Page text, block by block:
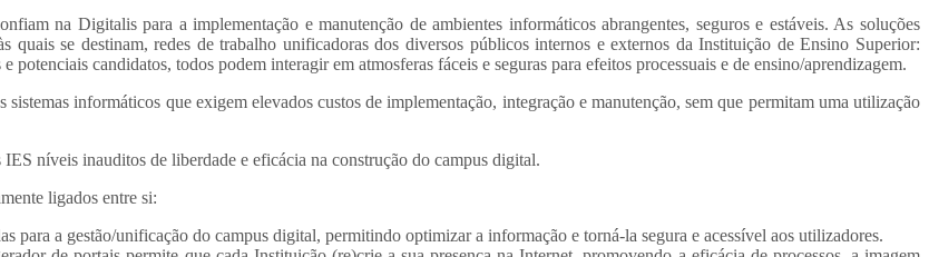
na Digitalis para a implementação e manutenção de ambientes informáticos abrangentes, seguros e estáveis. As soluções
se destinam, redes de trabalho unificadoras dos diversos públicos internos e externos da Instituição de Ensino Superior:
candidatos, todos podem interagir em atmosferas fáceis e seguras para efeitos processuais e de ensino/aprendizagem.
informáticos que exigem elevados custos de implementação, integração e manutenção, sem que permitam uma utilização
níveis inauditos de liberdade e eficácia na construção do campus digital.
ligados entre si:
para a gestão/unificação do campus digital, permitindo optimizar a informação e torná-la segura e acessível aos utilizadores.